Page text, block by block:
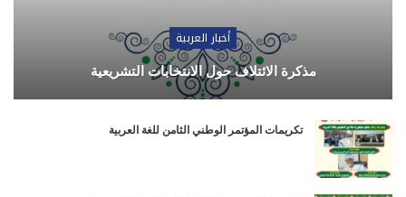
أخبار العربية
مذكرة الائتلاف حول الانتخابات التشريعية
تكريمات المؤتمر الوطني الثامن للغة العربية